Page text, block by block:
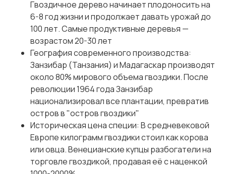
Гвоздичное дерево начинает плодоносить на
6-8 год жизни и продолжает давать урожай до
100 лет. Самые продуктивные деревья —
возрастом 20-30 лет
География современного производства:
Занзибар (Танзания) и Мадагаскар производят
около 80% мирового объема гвоздики. После
революции 1964 года Занзибар
национализировал все плантации, превратив
остров в "остров гвоздики"
Историческая цена специи: В средневековой
Европе килограмм гвоздики стоил как корова
или овца. Венецианские купцы разбогатели на
торговле гвоздикой, продавая её с наценкой